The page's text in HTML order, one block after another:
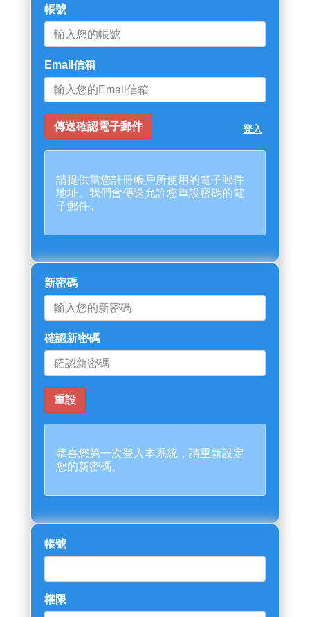
帳號
Email信箱
登入
請提供當您註冊帳戶所使用的電子郵件
地址。我們會傳送允許您重設密碼的電
子郵件。
新密碼
確認新密碼
恭喜您第一次登入本系統，請重新設定
您的新密碼。
帳號
權限